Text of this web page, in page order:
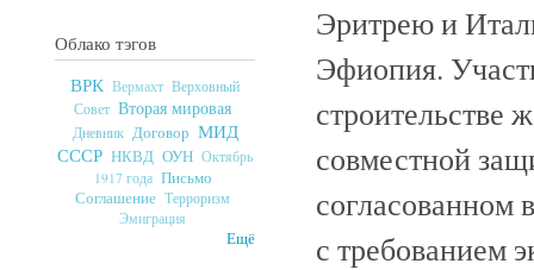
Облако тэгов
ВРК Вермахт Верховный
Совет Вторая мировая
Дневник Договор МИД
СССР НКВД ОУН Октябрь
1917 года Письмо
Соглашение Терроризм
Эмиграция
Ещё
Эритрею и
Эфиопия.
строительстве
совместной
согласованном
с требованием